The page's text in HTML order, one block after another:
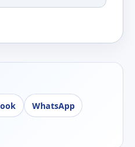
WhatsApp